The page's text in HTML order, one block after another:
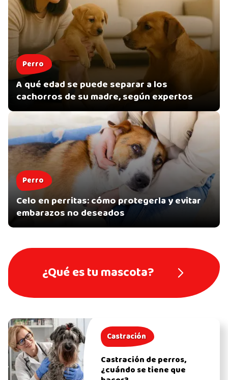
Perro
A qué edad se puede separar a los
cachorros de su madre, según expertos
Perro
Celo en perritas: cómo protegerla y evitar
embarazos no deseados
¿Qué es tu mascota?
Castración
Castración de perros,
¿cuándo se tiene que